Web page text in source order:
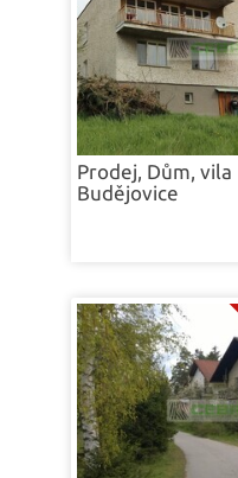
Prodej, Dům, vila
Budějovice